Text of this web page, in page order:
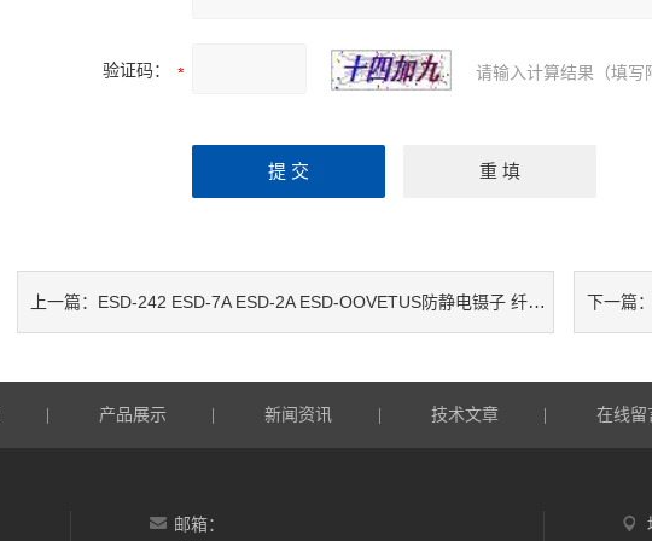
验证码： 请输入计算结果（填写
上一篇： ESD-242 ESD-7A ESD-2A ESD-OOVETUS防静电镊子 纤维头镊子 ESD-259 ESD-259A ESD-250 ESD-249 下一篇
产品展示 新闻资讯 技术文章 在线留
邮箱：